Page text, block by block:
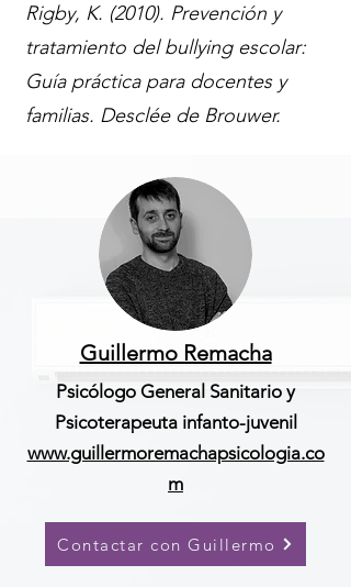
Rigby, K. (2010). Prevención y
tratamiento del bullying escolar:
Guía práctica para docentes y
familias. Desclée de Brouwer.
Guillermo Remacha
Psicólogo General Sanitario y
Psicoterapeuta infanto-juvenil
www.guillermoremachapsicologia.co
m
Contactar con Guillermo